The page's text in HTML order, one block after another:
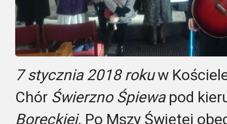
7 stycznia 2018 rokuw
Chór Świerzno Śpiewapod
Boreckiej. Po Mszy Świętej